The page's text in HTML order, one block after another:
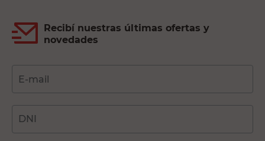
Recibí nuestras últimas ofertas y
novedades
E-mail
DNI